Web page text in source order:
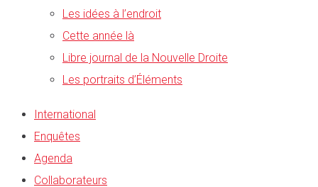
Les idées à l’endroit
Cette année là
Libre journal de la Nouvelle Droite
Les portraits d’Éléments
International
Enquêtes
Agenda
Collaborateurs